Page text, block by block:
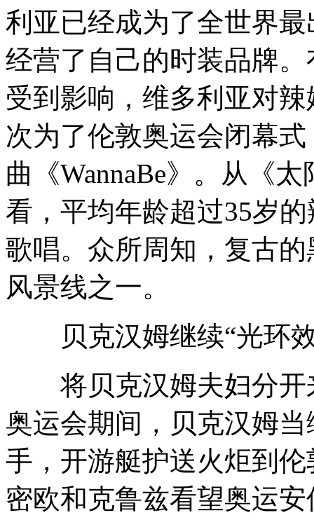
利亚已经成为了全世界
经营了自己的时装品牌
受到影响，维多利亚对
次为了伦敦奥运会闭幕
曲《WannaBe》。从《
看，平均年龄超过35岁
歌唱。众所周知，复古
风景线之一。
贝克汉姆继续“光环
将贝克汉姆夫妇分开
奥运会期间，贝克汉姆
手，开游艇护送火炬到
密欧和克鲁兹看望奥运